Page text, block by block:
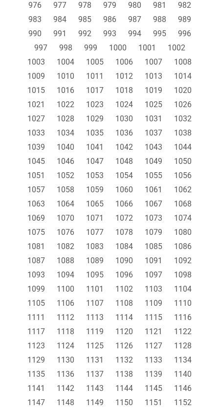
976
977 978 979 980 981
982
983
984 985 986 987 988
989
990
991 992 993 994 995
996
997
998 999 1000 1001
1002
1003
1004 1005 1006 1007
1008
1009
1010 1011 1012 1013
1014
1015
1016 1017 1018 1019
1020
1021
1022 1023 1024 1025
1026
1027
1028 1029 1030 1031
1032
1033
1034 1035 1036 1037
1038
1039
1040 1041 1042 1043
1044
1045
1046 1047 1048 1049
1050
1051
1052 1053 1054 1055
1056
1057
1058 1059 1060 1061
1062
1063
1064 1065 1066 1067
1068
1069
1070 1071 1072 1073
1074
1075
1076 1077 1078 1079
1080
1081
1082 1083 1084 1085
1086
1087
1088 1089 1090 1091
1092
1093
1094 1095 1096 1097
1098
1099
1100 1101 1102 1103
1104
1105
1106 1107 1108 1109
1110
1111
1112 1113 1114 1115
1116
1117
1118 1119 1120 1121
1122
1123
1124 1125 1126 1127
1128
1129
1130 1131 1132 1133
1134
1135
1136 1137 1138 1139
1140
1141
1142 1143 1144 1145
1146
1147
1148 1149 1150 1151 1152